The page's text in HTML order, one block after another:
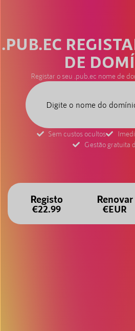
.PUB.EC
DE
Registar o seu .pub.ec nome de
Sem custos ocultos
Gestão gratuita
Registo
€22.99
Renovar
€EUR